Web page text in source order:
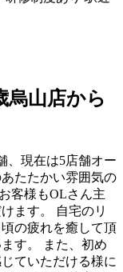
烏山店から
、現在は5店舗オー
たたかい雰囲気の
客様もOLさん主
ます。 自宅のリ
の疲れを癒して頂
す。 また、初め
ていただける様に